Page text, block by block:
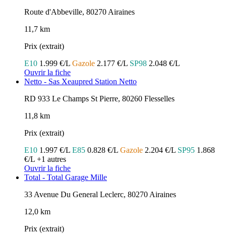
Route d'Abbeville, 80270 Airaines
11,7 km
Prix (extrait)
E10 1.999 €/L Gazole 2.177 €/L SP98 2.048 €/L
Ouvrir la fiche
Netto - Sas Xeaupred Station Netto
RD 933 Le Champs St Pierre, 80260 Flesselles
11,8 km
Prix (extrait)
E10 1.997 €/L E85 0.828 €/L Gazole 2.204 €/L SP95 1.868
€/L +1 autres
Ouvrir la fiche
Total - Total Garage Mille
33 Avenue Du General Leclerc, 80270 Airaines
12,0 km
Prix (extrait)